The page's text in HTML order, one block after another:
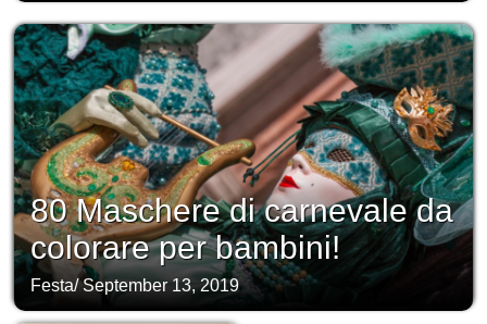
80 Maschere di carnevale da
colorare per bambini!
Festa/September 13, 2019